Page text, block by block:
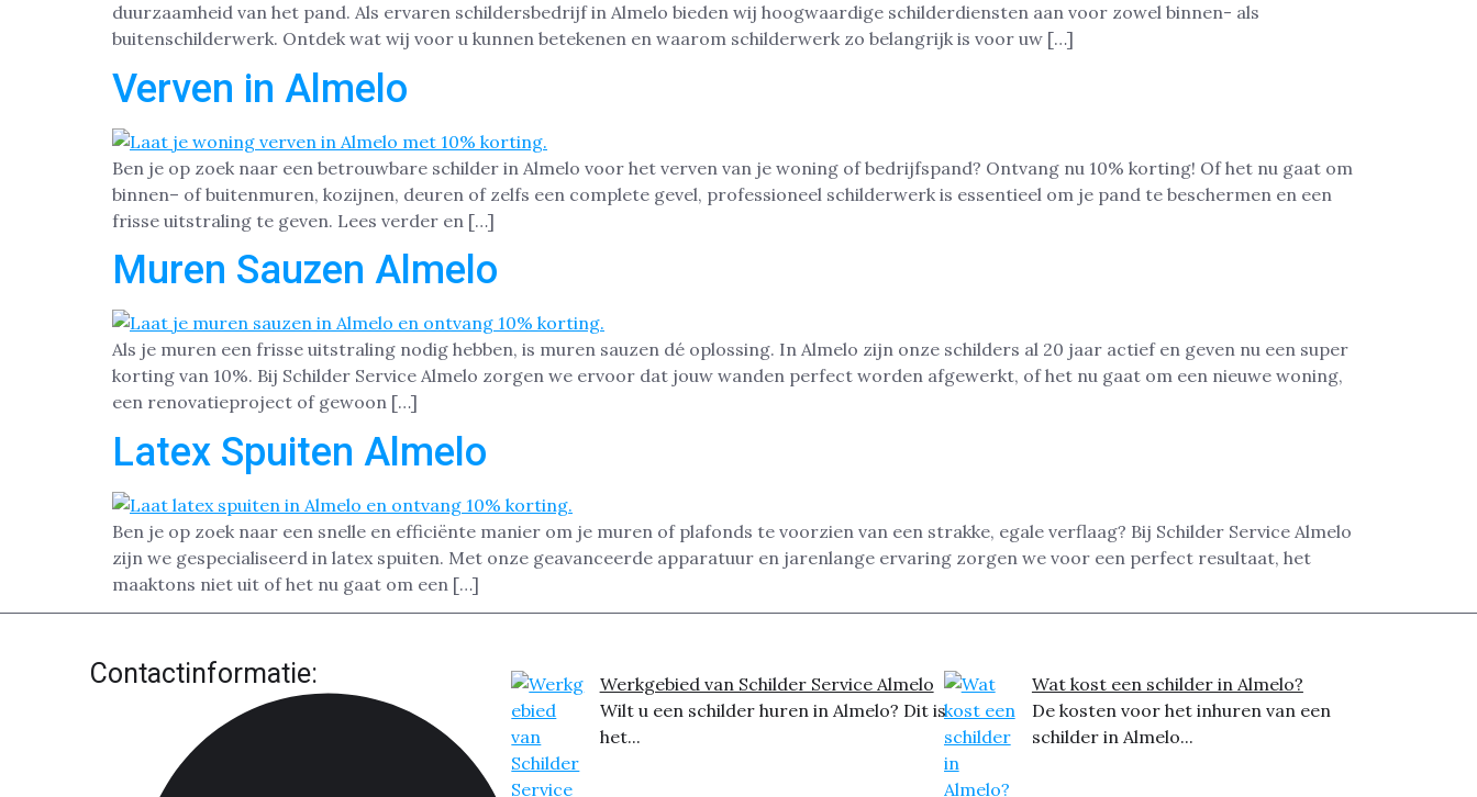
duurzaamheid van het pand. Als ervaren schildersbedrijf in Almelo bieden wij hoogwaardige schilderdiensten aan voor zowel binnen- als
buitenschilderwerk. Ontdek wat wij voor u kunnen betekenen en waarom schilderwerk zo belangrijk is voor uw […]
Verven in Almelo
Ben je op zoek naar een betrouwbare schilder in Almelo voor het verven van je woning of bedrijfspand? Ontvang nu 10% korting! Of het nu gaat om
binnen– of buitenmuren, kozijnen, deuren of zelfs een complete gevel, professioneel schilderwerk is essentieel om je pand te beschermen en een
frisse uitstraling te geven. Lees verder en […]
Muren Sauzen Almelo
Als je muren een frisse uitstraling nodig hebben, is muren sauzen dé oplossing. In Almelo zijn onze schilders al 20 jaar actief en geven nu een super
korting van 10%. Bij Schilder Service Almelo zorgen we ervoor dat jouw wanden perfect worden afgewerkt, of het nu gaat om een nieuwe woning,
een renovatieproject of gewoon […]
Latex Spuiten Almelo
Ben je op zoek naar een snelle en efficiënte manier om je muren of plafonds te voorzien van een strakke, egale verflaag? Bij Schilder Service Almelo
zijn we gespecialiseerd in latex spuiten. Met onze geavanceerde apparatuur en jarenlange ervaring zorgen we voor een perfect resultaat, het
maaktons niet uit of het nu gaat om een […]
Contactinformatie:
Werkgebied van Schilder Service Almelo
Wilt u een schilder huren in Almelo? Dit is
het...
Wat kost een schilder in Almelo?
De kosten voor het inhuren van een
schilder in Almelo...